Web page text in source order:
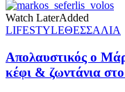
Watch LaterAdded
LIFESTYLEΘΕΣΣΑΛΙΑ
Απολαυστικός ο
κέφι & ζωντάνια